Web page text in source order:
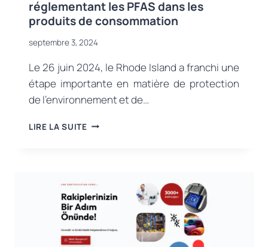
réglementant les PFAS dans les
produits de consommation
septembre 3, 2024
Le 26 juin 2024, le Rhode Island a franchi une
étape importante en matière de protection
de l’environnement et de…
LIRE LA SUITELE
PRÉCÉDENT
AVEC
UNE
NOUVELLE
LÉGISLATION